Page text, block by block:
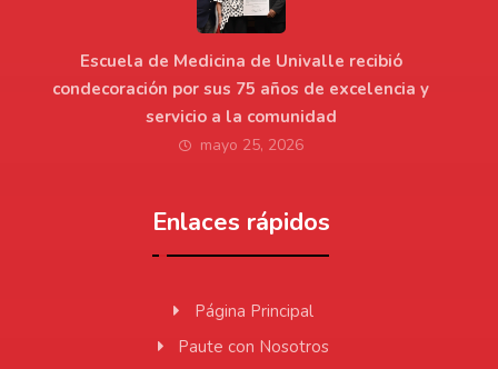
Escuela de Medicina de Univalle recibió
condecoración por sus 75 años de excelencia y
servicio a la comunidad
mayo 25, 2026
Enlaces rápidos
Página Principal
Paute con Nosotros